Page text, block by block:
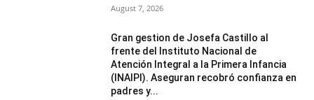
August 7, 2026
Gran gestion de Josefa Castillo al
frente del Instituto Nacional de
Atención Integral a la Primera Infancia
(INAIPI). Aseguran recobró confianza en
padres y...